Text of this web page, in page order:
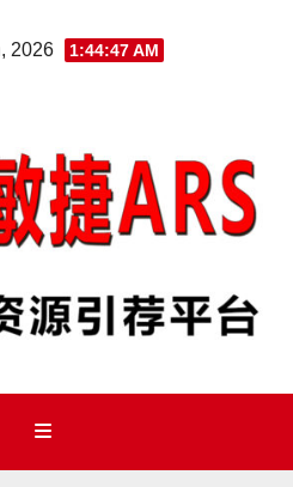
2026 1:44:48 AM